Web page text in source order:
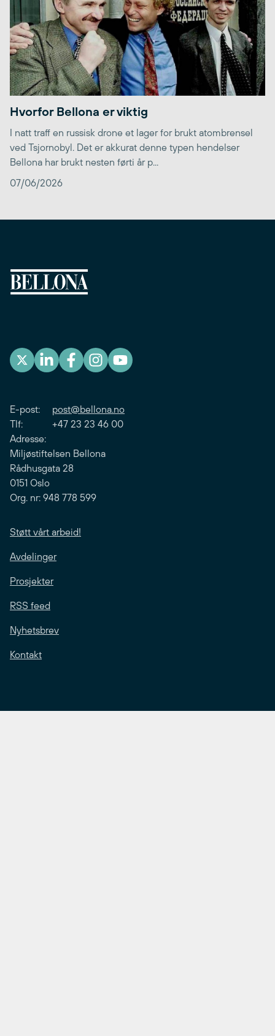
Hvorfor Bellona er viktig
I natt traff en russisk drone et lager for brukt atombrensel
ved Tsjornobyl. Det er akkurat denne typen hendelser
Bellona har brukt nesten førti år p...
07/06/2026
E-post: post@bellona.no
Tlf: +47 23 23 46 00
Adresse:
Miljøstiftelsen Bellona
Rådhusgata 28
0151 Oslo
Org. nr: 948 778 599
Støtt vårt arbeid!
Avdelinger
Prosjekter
RSS feed
Nyhetsbrev
Kontakt